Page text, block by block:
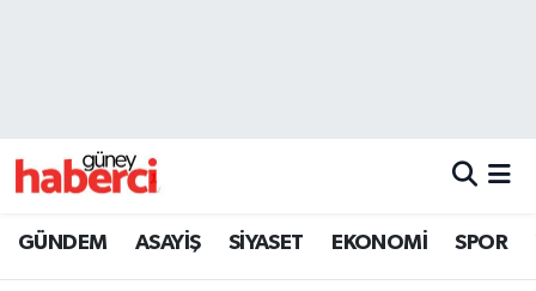
GÜNDEM ASAYİŞ SİYASET EKONOMİ SPOR
Beyoğlu Trafik Yoğunluk Haritası